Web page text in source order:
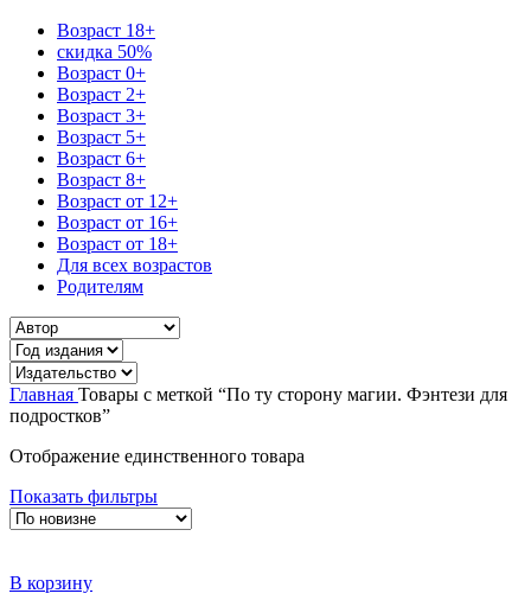
Возраст 18+
скидка 50%
Возраст 0+
Возраст 2+
Возраст 3+
Возраст 5+
Возраст 6+
Возраст 8+
Возраст от 12+
Возраст от 16+
Возраст от 18+
Для всех возрастов
Родителям
Главная Товары с меткой “По ту сторону магии. Фэнтези для
подростков”
Отображение единственного товара
Показать фильтры
В корзину